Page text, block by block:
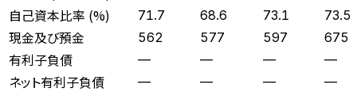
自己資本比率 (%) 71.7 68.6 73.1 73.5
現金及び預金 562 577 597 675
有利子負債 — — — —
ネット有利子負債 — — — —